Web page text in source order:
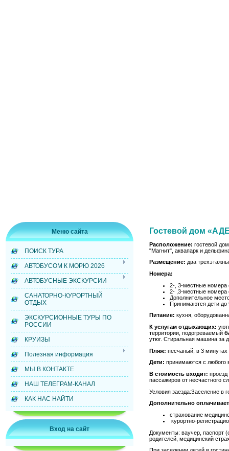
Меню сайта
ПОИСК ТУРА
АВТОБУСОМ К МОРЮ 2026
АВТОБУСНЫЕ ЭКСКУРСИИ
САНАТОРНО-КУРОРТНЫЙ
ОТДЫХ
ЭКСКУРСИОННЫЕ ТУРЫ ПО
РОССИИ
КРУИЗЫ
Полезная информация
МЫ В КОНТАКТЕ
НАШ ТЕЛЕГРАМ-КАНАЛ
КАК НАС НАЙТИ
Вход на сайт
Гостевой дом
Расположение: гостевой
"Магнит", аквапарк и
Размещение: два
Номера:
2-, 3-местные номера
2- ,3-местные номера
Дополнительное
Принимаются дети до
Питание: кухня,
К услугам отдыхающих:
территории, подогреваемый
утюг. Стиральная машина за
Пляж: песчаный, в 3 минутах
Дети: принимаются с любого
В стоимость входит:
пассажиров от несчастного
Условия заезда:Заселение в
Дополнительно
страхование
курортно-
Документы: ваучер, паспорт
родителей, медицинский